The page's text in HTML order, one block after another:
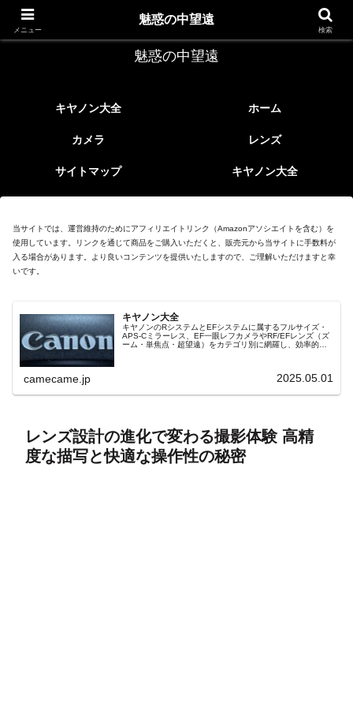
レトロなEFレンズ
魅惑の中望遠
キヤノン大全 ホーム
カメラ レンズ
サイトマップ キヤノン大全
当サイトでは、運営維持のためにアフィリエイトリンク（Amazonアソシエイトを含む）を
使用しています。リンクを通じて商品をご購入いただくと、販売元から当サイトに手数料が
入る場合があります。より良いコンテンツを提供いたしますので、ご理解いただけますと幸
いです。
キヤノン大全
キヤノンのRシステムとEFシステムに属するフルサイズ・
APS-Cミラーレス、EF一眼レフカメラやRF/EFレンズ（ズ
ーム・単焦点・超望遠）をカテゴリ別に網羅し、効率的に
camecame.jp 2025.05.01
レンズ設計の進化で変わる撮影体験 高精
度な描写と快適な操作性の秘密
メニュー
魅惑の中望遠
検索